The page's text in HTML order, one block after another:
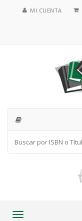
MI CUENTA
Toggle